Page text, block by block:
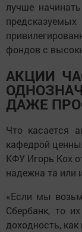
лучше
фондов с
АКЦИИ
ДАЖЕ
Что касается
кафедрой
КФУ Игорь Кох
надежна та или
«Если мы
Сбербанк, то
доходность,